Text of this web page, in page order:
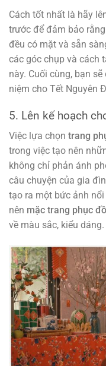
Cách tốt nhất là hãy
trước để đảm bảo
đều có mặt và sẵn
các góc chụp và cách
này. Cuối cùng, bạn
niệm cho Tết Nguyên
5. Lên kế hoạch
Việc lựa chọn trang
trong việc tạo nên
không chỉ phản ánh
câu chuyện của gia
tạo ra một bức ảnh
nên mặc trang phục
về màu sắc, kiểu dáng.